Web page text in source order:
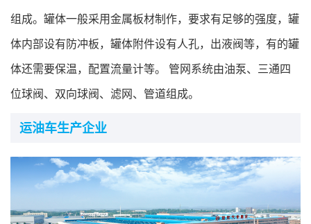
展会论坛
公告查询
组成。罐体一般采用金属板材制作，要求有足够的强度，罐
体内部设有防冲板，罐体附件设有人孔，出液阀等，有的罐
体还需要保温，配置流量计等。 管网系统由油泵、三通四
位球阀、双向球阀、滤网、管道组成。
运油车生产企业